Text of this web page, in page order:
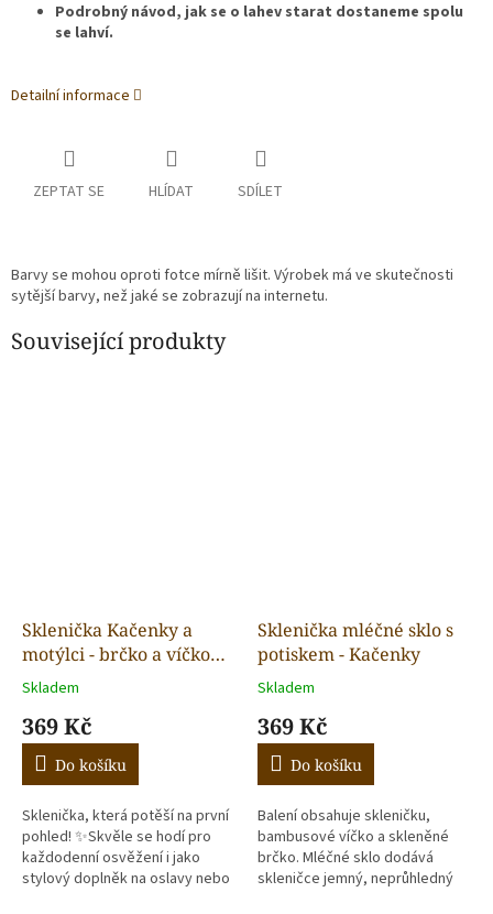
Podrobný návod, jak se o lahev starat dostaneme spolu
se lahví.
Detailní informace
ZEPTAT SE HLÍDAT SDÍLET
Barvy se mohou oproti fotce mírně lišit. Výrobek má ve skutečnosti
sytější barvy, než jaké se zobrazují na internetu.
Související produkty
Sklenička Kačenky a
motýlci - brčko a víčko
součástí
Skladem
369 Kč
Do košíku
Sklenička, která potěší na první
pohled! ✨Skvěle se hodí pro
každodenní osvěžení i jako
stylový doplněk na oslavy nebo
Sklenička mléčné sklo s
potiskem - Kačenky
Skladem
369 Kč
Do košíku
Balení obsahuje skleničku,
bambusové víčko a skleněné
brčko. Mléčné sklo dodává
skleničce jemný, neprůhledný